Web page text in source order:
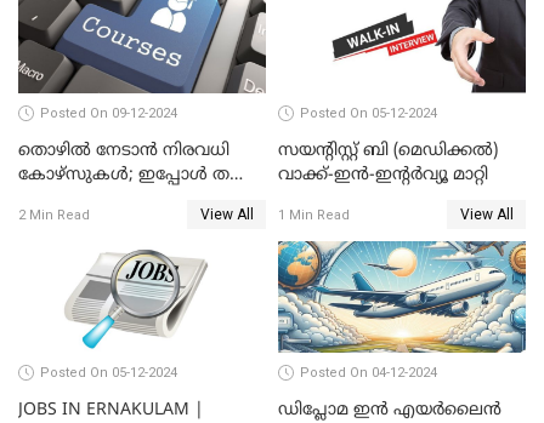
Posted On 09-12-2024
തൊഴിൽ നേടാൻ നിരവധി
കോഴ്സുകൾ; ഇപ്പോൾ തന്നെ
2 Min Read View All
Posted On 05-12-2024
സയന്റിസ്റ്റ് ബി (മെഡിക്കല്‍)
വാക്ക്-ഇന്‍-ഇന്റര്‍വ്യൂ മാറ്റി
1 Min Read View All
Posted On 05-12-2024
JOBS IN ERNAKULAM |
Posted On 04-12-2024
ഡിപ്ലോമ ഇൻ എയർലൈൻ